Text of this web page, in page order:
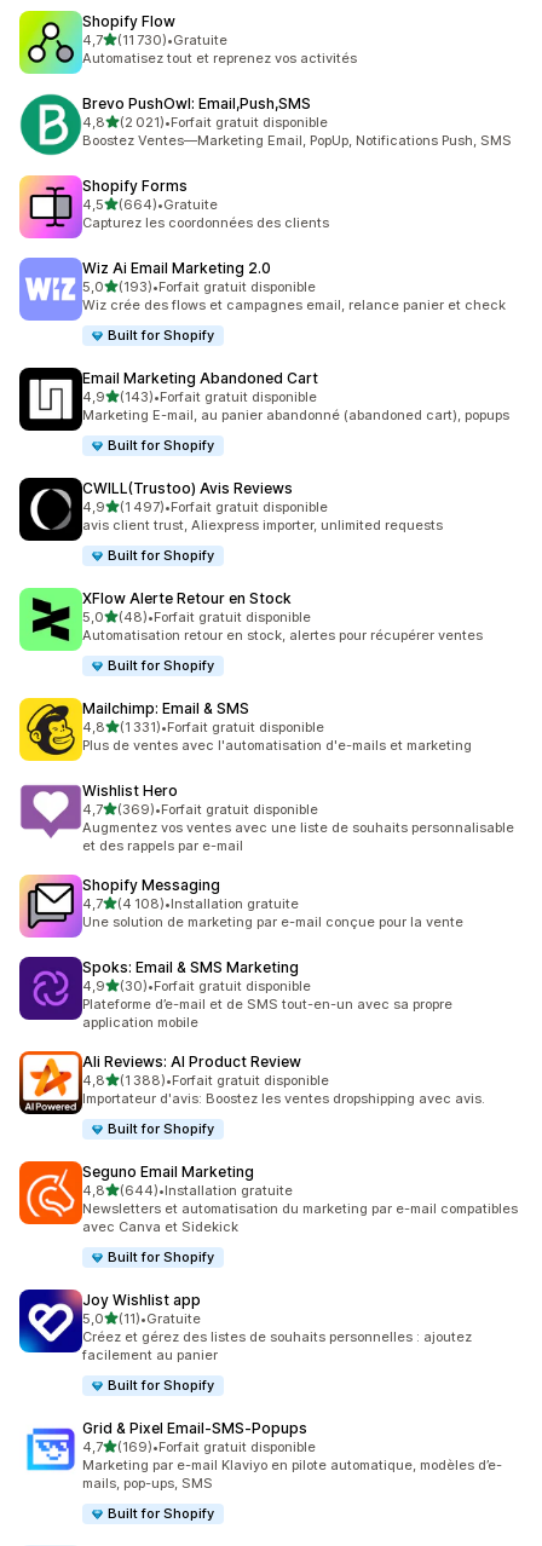
Shopify Flow
4,7étoile(s) sur 5
(11 730)
11730 avis au total
•Gratuite
Automatisez tout et reprenez vos activités
Brevo PushOwl: Email,Push,SMS
4,8étoile(s) sur 5
(2 021)
2021 avis au total
•Forfait gratuit disponible
Boostez Ventes—Marketing Email, PopUp, Notifications Push, SMS
Shopify Forms
4,5étoile(s) sur 5
(664)
664 avis au total
•Gratuite
Capturez les coordonnées des clients
Wiz Ai Email Marketing 2.0
5,0étoile(s) sur 5
(193)
193 avis au total
•Forfait gratuit disponible
Wiz crée des flows et campagnes email, relance panier et check
Built for Shopify
Email Marketing Abandoned Cart
4,9étoile(s) sur 5
(143)
143 avis au total
•Forfait gratuit disponible
Marketing E-mail, au panier abandonné (abandoned cart), popups
Built for Shopify
CWILL(Trustoo) Avis Reviews
4,9étoile(s) sur 5
(1 497)
1497 avis au total
•Forfait gratuit disponible
avis client trust, Aliexpress importer, unlimited requests
Built for Shopify
XFlow Alerte Retour en Stock
5,0étoile(s) sur 5
(48)
48 avis au total
•Forfait gratuit disponible
Automatisation retour en stock, alertes pour récupérer ventes
Built for Shopify
Mailchimp: Email & SMS
4,8étoile(s) sur 5
(1 331)
1331 avis au total
•Forfait gratuit disponible
Plus de ventes avec l'automatisation d'e-mails et marketing
Wishlist Hero
4,7étoile(s) sur 5
(369)
369 avis au total
•Forfait gratuit disponible
Augmentez vos ventes avec une liste de souhaits personnalisable
et des rappels par e-mail
Shopify Messaging
4,7étoile(s) sur 5
(4 108)
4108 avis au total
•Installation gratuite
Une solution de marketing par e-mail conçue pour la vente
Spoks: Email & SMS Marketing
4,9étoile(s) sur 5
(30)
30 avis au total
•Forfait gratuit disponible
Plateforme d’e-mail et de SMS tout-en-un avec sa propre
application mobile
Ali Reviews: AI Product Review
4,8étoile(s) sur 5
(1 388)
1388 avis au total
•Forfait gratuit disponible
Importateur d'avis: Boostez les ventes dropshipping avec avis.
Built for Shopify
Seguno Email Marketing
4,8étoile(s) sur 5
(644)
644 avis au total
•Installation gratuite
Newsletters et automatisation du marketing par e-mail compatibles
avec Canva et Sidekick
Built for Shopify
Joy Wishlist app
5,0étoile(s) sur 5
(11)
11 avis au total
•Gratuite
Créez et gérez des listes de souhaits personnelles : ajoutez
facilement au panier
Built for Shopify
Grid & Pixel Email‑SMS‑Popups
4,7étoile(s) sur 5
(169)
169 avis au total
•Forfait gratuit disponible
Marketing par e-mail Klaviyo en pilote automatique, modèles d’e-
mails, pop-ups, SMS
Built for Shopify